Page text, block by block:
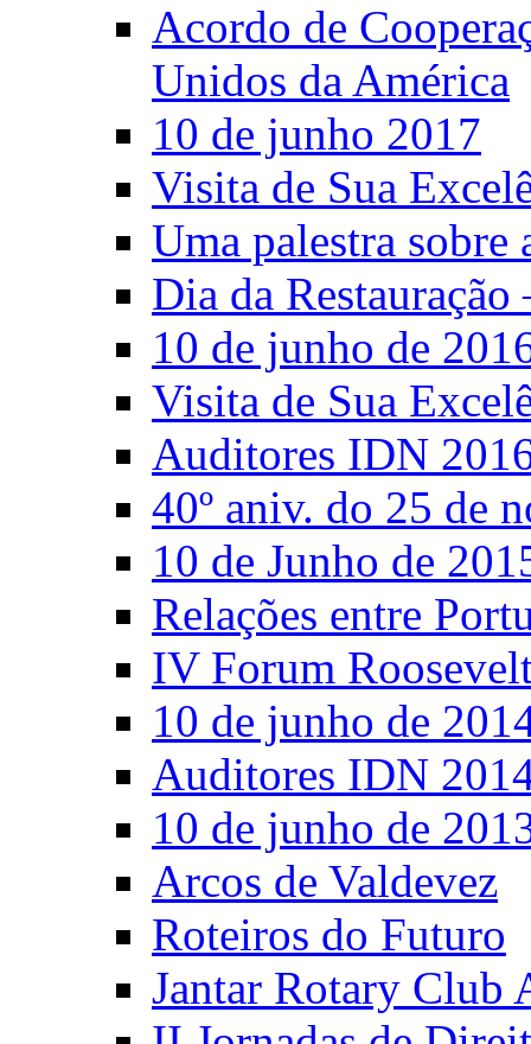
Acordo de
Unidos da América
10 de junho 2017
Visita de Sua
Uma palestra sobre
Dia da Restauração
10 de junho de
Visita de Sua
Auditores IDN
40º aniv. do 25 de
10 de Junho de
Relações entre
IV Forum
10 de junho de
Auditores IDN
10 de junho de
Arcos de Valdevez
Roteiros do Futuro
Jantar Rotary Club